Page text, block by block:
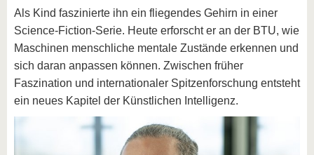
Als Kind faszinierte ihn ein fliegendes Gehirn in einer
Science-Fiction-Serie. Heute erforscht er an der BTU, wie
Maschinen menschliche mentale Zustände erkennen und
sich daran anpassen können. Zwischen früher
Faszination und internationaler Spitzenforschung entsteht
ein neues Kapitel der Künstlichen Intelligenz.